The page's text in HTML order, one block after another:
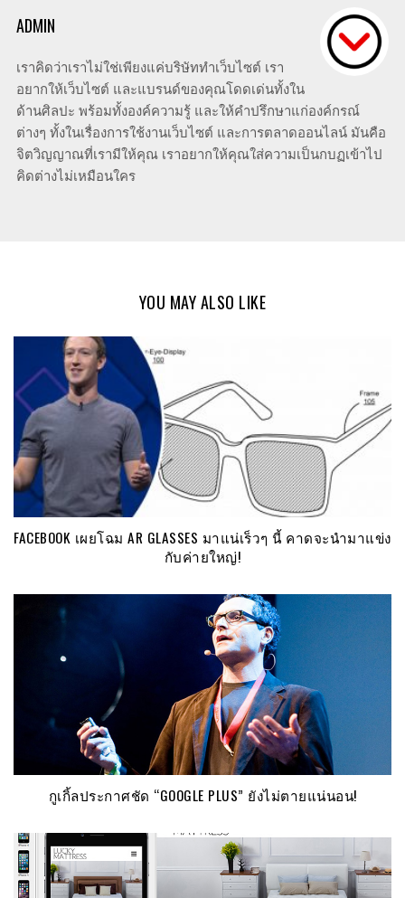
ADMIN
เราคิดว่าเราไม่ใช่เพียงแค่บริษัททำเว็บไซต์ เรา
อยากให้เว็บไซต์ และแบรนด์ของคุณโดดเด่นทั้งใน
ด้านศิลปะ พร้อมทั้งองค์ความรู้ และให้คำปรึกษาแก่องค์กรณ์
ต่างๆ ทั้งในเรื่องการใช้งานเว็บไซต์ และการตลาดออนไลน์ มันคือ
จิตวิญญาณที่เรามีให้คุณ เราอยากให้คุณใส่ความเป็นกบฏเข้าไป
คิดต่างไม่เหมือนใคร
YOU MAY ALSO LIKE
FACEBOOK เผยโฉม AR GLASSES มาแน่เร็วๆ นี้ คาดจะนำมาแข่ง
กับค่ายใหญ่!
กูเกิ้ลประกาศชัด “GOOGLE PLUS” ยังไม่ตายแน่นอน!